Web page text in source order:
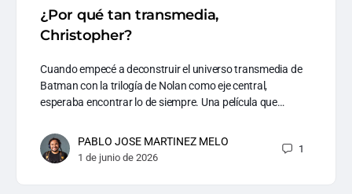
¿Por qué tan transmedia,
Christopher?
Cuando empecé a deconstruir el universo transmedia de
Batman con la trilogía de Nolan como eje central,
esperaba encontrar lo de siempre. Una película que…
PABLO JOSE MARTINEZ MELO
1 de junio de 2026
1